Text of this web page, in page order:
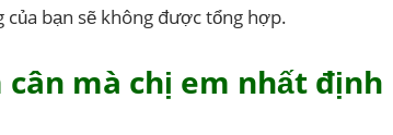
bạn sẽ không được tổng hợp.
mà chị em nhất định